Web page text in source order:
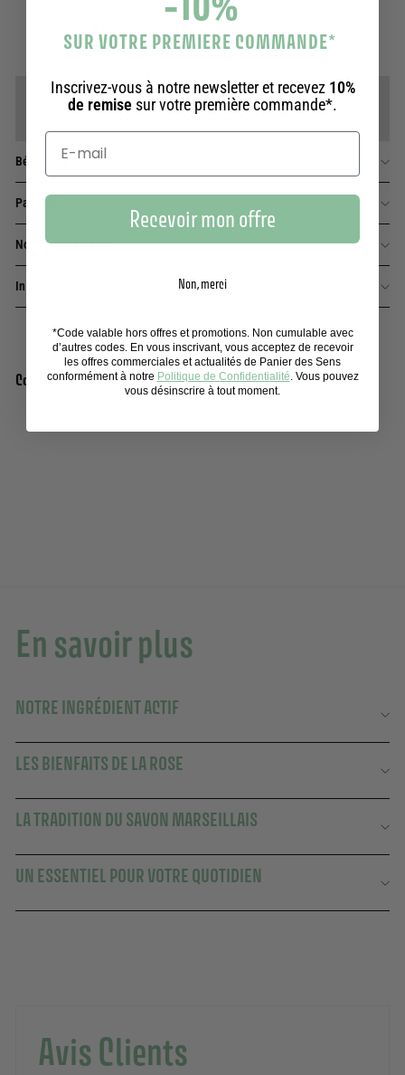
Offerte en point relais dès 39€ en France
Gagnez {loyalty_points} points de fidélité
Connectez ou inscrivez-vous
Bénéfices
Parfum
Nos engagements
Ingrédients
Complétez la routine
Savon de Marseille liquide – Rose Envoûtante
En savoir plus
NOTRE INGRÉDIENT ACTIF
LES BIENFAITS DE LA ROSE
LA TRADITION DU SAVON MARSEILLAIS
UN ESSENTIEL POUR VOTRE QUOTIDIEN
Avis Clients
SUR VOTRE PREMIERE COMMANDE*
Inscrivez-vous à notre newsletter et recevez 10%
de remise sur votre première commande*.
Recevoir mon offre
Non, merci
*Code valable hors offres et promotions. Non cumulable avec
d’autres codes. En vous inscrivant, vous acceptez de recevoir
les offres commerciales et actualités de Panier des Sens
conformément à notre Politique de Confidentialité . Vous pouvez
vous désinscrire à tout moment.